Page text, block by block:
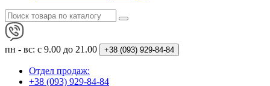
пн - вс: с 9.00 до 21.00 +38 (093) 929-84-84
Отдел продаж:
+38 (093) 929-84-84